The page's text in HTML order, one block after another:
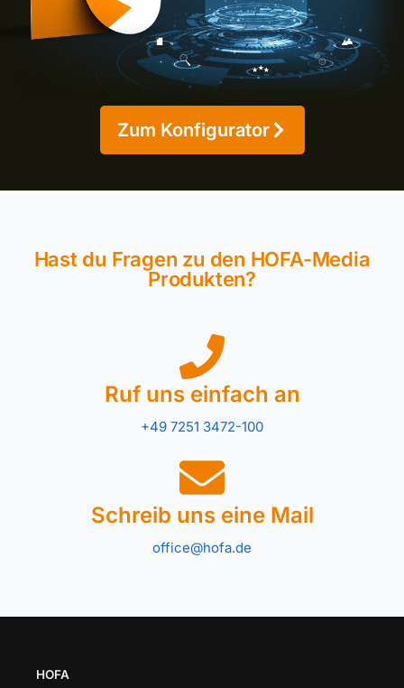
Zum Konfigurator
Hast du Fragen zu den HOFA-Media
Produkten?
Ruf uns einfach an
+49 7251 3472-100
Schreib uns eine Mail
office@hofa.de
HOFA